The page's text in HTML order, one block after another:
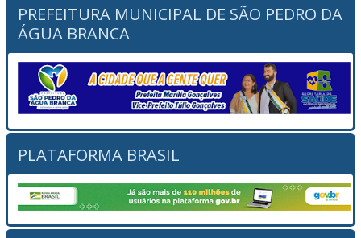
PREFEITURA MUNICIPAL DE SÃO PEDRO DA
ÁGUA BRANCA
PLATAFORMA BRASIL